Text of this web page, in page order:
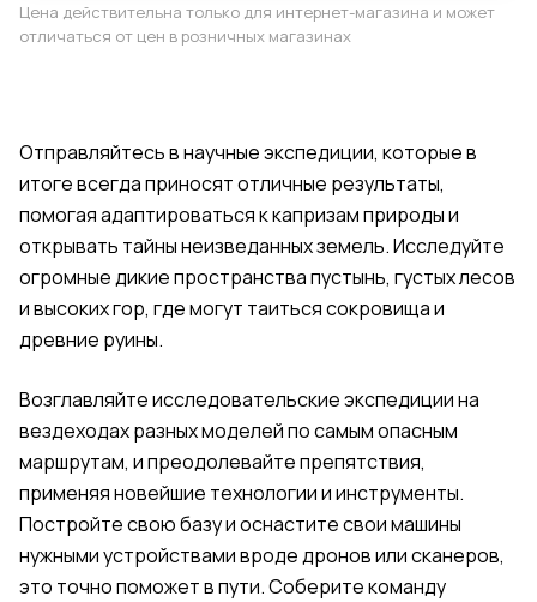
Цена действительна только для интернет-магазина и может
отличаться от цен в розничных магазинах
Отправляйтесь в научные экспедиции, которые в
итоге всегда приносят отличные результаты,
помогая адаптироваться к капризам природы и
открывать тайны неизведанных земель. Исследуйте
огромные дикие пространства пустынь, густых лесов
и высоких гор, где могут таиться сокровища и
древние руины.
Возглавляйте исследовательские экспедиции на
вездеходах разных моделей по самым опасным
маршрутам, и преодолевайте препятствия,
применяя новейшие технологии и инструменты.
Постройте свою базу и оснастите свои машины
нужными устройствами вроде дронов или сканеров,
это точно поможет в пути. Соберите команду